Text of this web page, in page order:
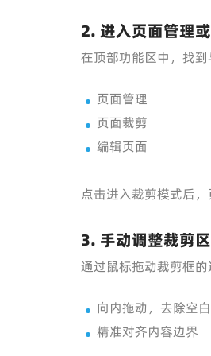
2. 进入页面管理
在顶部功能区中，找到
页面管理
页面裁剪
编辑页面
点击进入裁剪模式后，
3. 手动调整裁剪
通过鼠标拖动裁剪框的
向内拖动，去除空
精准对齐内容边界